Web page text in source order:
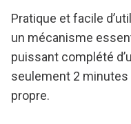
Pratique et facile
un mécanisme
puissant complété
seulement 2
propre.